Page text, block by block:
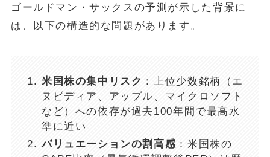
ゴールドマン・サックスの予測が示した背景に
は、以下の構造的な問題があります。
米国株の集中リスク ：上位少数銘柄（エ
ヌビディア、アップル、マイクロソフト
など）への依存が過去100年間で最高水
準に近い
バリュエーションの割高感 ：米国株の